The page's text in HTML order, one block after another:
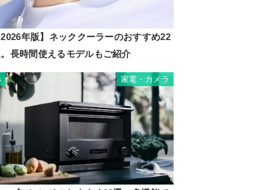
年版】ネッククーラーのおすすめ22
長時間使えるモデルもご紹介
家電・カメラ